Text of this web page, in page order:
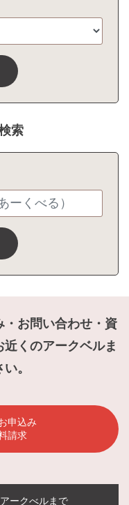
索
・お問い合わせ・資
くのアークベルま
。
申込み
請求
ークべルまで